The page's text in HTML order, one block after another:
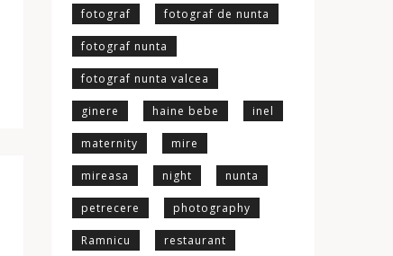
fotograf fotograf de nunta
fotograf nunta
fotograf nunta valcea
ginere haine bebe inel
maternity mire
mireasa night nunta
petrecere photography
Ramnicu restaurant